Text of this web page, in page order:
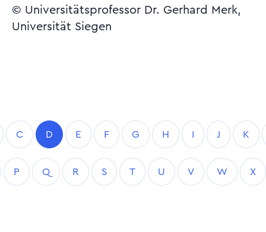
© Universitätsprofessor Dr. Gerhard Merk,
Universität Siegen
C D E F G H I J K
P Q R S T U V W X